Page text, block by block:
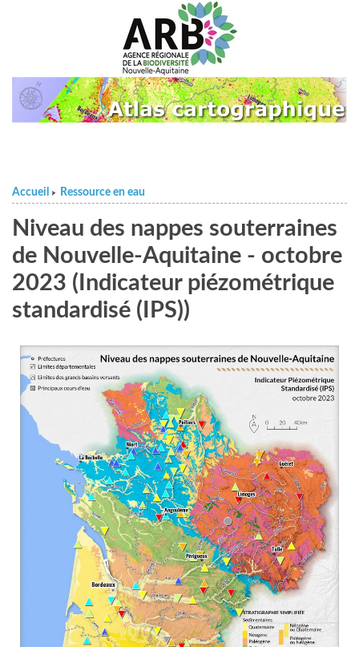
Accueil > Ressource en eau
Niveau des nappes souterraines
de Nouvelle-Aquitaine - octobre
2023 (Indicateur piézométrique
standardisé (IPS))